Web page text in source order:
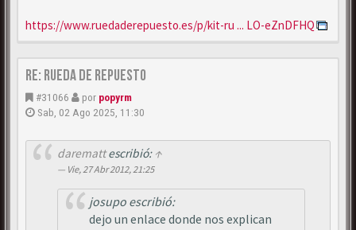
https://www.ruedaderepuesto.es/p/kit-ru ... LO-eZnDFHQ
Re: Rueda de repuesto
#31066 por popyrm
Sab, 02 Ago 2025, 11:30
daremattescribió: ↑
Vie, 27 Abr 2012, 21:25
josupo escribió:
dejo un enlace donde nos explican